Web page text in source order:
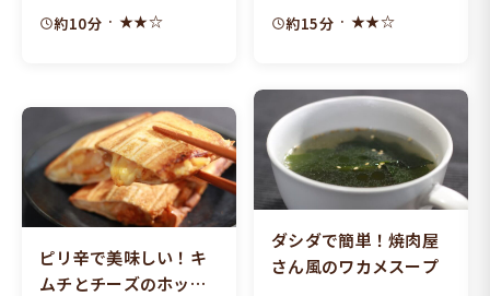
約10分 · ★★☆
ープ
約15分 · ★★☆
ピリ辛で美味しい！キ
ムチとチーズのホット
ダシダで簡単！焼肉屋
さん風のワカメスープ